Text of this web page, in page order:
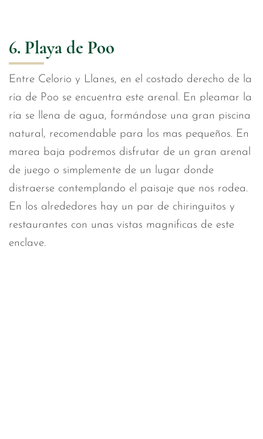
6. Playa de Poo
Entre Celorio y Llanes, en el costado derecho de la
ría de Poo se encuentra este arenal. En pleamar la
ría se llena de agua, formándose una gran piscina
natural, recomendable para los mas pequeños. En
marea baja podremos disfrutar de un gran arenal
de juego o simplemente de un lugar donde
distraerse contemplando el paisaje que nos rodea.
En los alrededores hay un par de chiringuitos y
restaurantes con unas vistas magnificas de este
enclave.